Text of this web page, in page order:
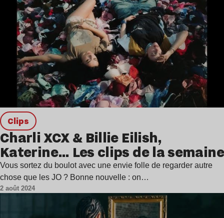
clips
Charli XCX & Billie Eilish,
Katerine… Les clips de la semaine
Vous sortez du boulot avec une envie folle de regarder autre
chose que les JO ? Bonne nouvelle : on…
2 août 2024